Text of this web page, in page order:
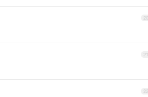
20
21
22